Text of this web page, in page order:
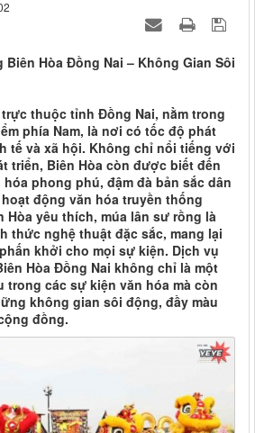
Biên Hòa Đồng Nai – Không Gian Sôi
thuộc tỉnh Đồng Nai, nằm trong
phía Nam, là nơi có tốc độ phát
tế và xã hội. Không chỉ nổi tiếng với
triển, Biên Hòa còn được biết đến
phong phú, đậm đà bản sắc dân
động văn hóa truyền thống
yêu thích, múa lân sư rồng là
thức nghệ thuật đặc sắc, mang lại
khởi cho mọi sự kiện. Dịch vụ
Hòa Đồng Nai không chỉ là một
trong các sự kiện văn hóa mà còn
không gian sôi động, đầy màu
đồng.